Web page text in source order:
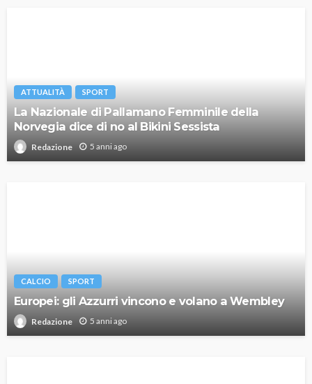
ATTUALITÀ SPORT
La Nazionale di Pallamano Femminile della
Norvegia dice di no al Bikini Sessista
Redazione 5 anni ago
CALCIO SPORT
Europei: gli Azzurri vincono e volano a Wembley
Redazione 5 anni ago